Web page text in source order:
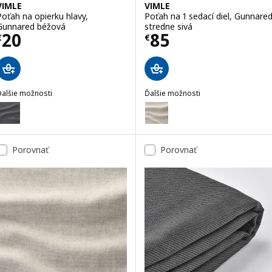
na opierku hlavy,
béžová
20 € 20
možnosti
VIMLE, Poťah na opierku hlavy, Gunnared stredne sivá
VIMLE
Poťah na 1 sedací diel, Gunnared
stredne sivá
€85
Cena € 85
Ďalšie možnosti
VIMLE
Voliteľné: VIMLE, Poťah na 1
Porovnať Porovnať